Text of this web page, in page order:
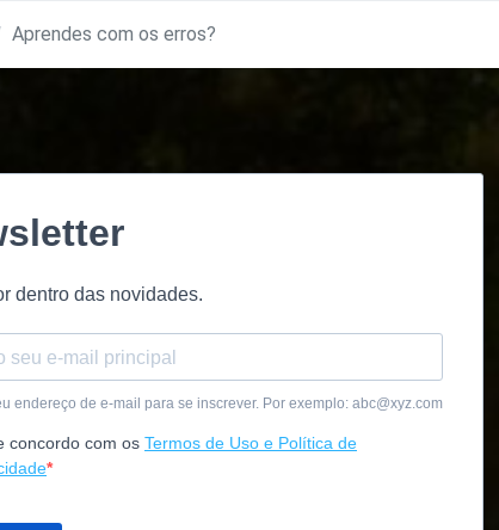
Aprendes com os erros?